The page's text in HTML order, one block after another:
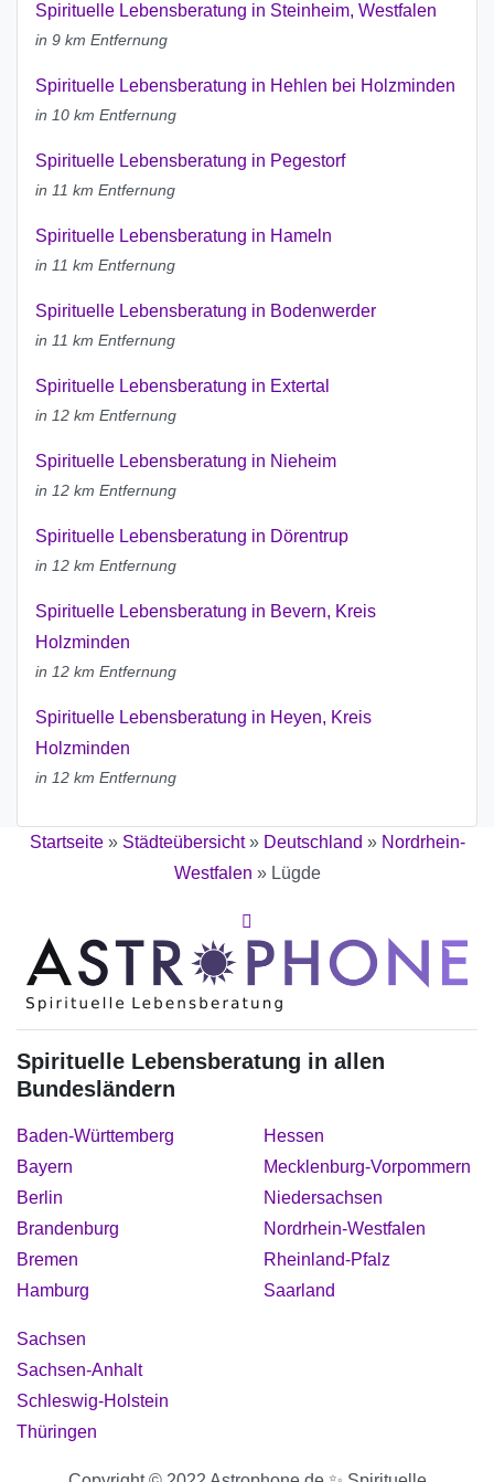
Spirituelle Lebensberatung in Steinheim, Westfalen
in 9 km Entfernung
Spirituelle Lebensberatung in Hehlen bei Holzminden
in 10 km Entfernung
Spirituelle Lebensberatung in Pegestorf
in 11 km Entfernung
Spirituelle Lebensberatung in Hameln
in 11 km Entfernung
Spirituelle Lebensberatung in Bodenwerder
in 11 km Entfernung
Spirituelle Lebensberatung in Extertal
in 12 km Entfernung
Spirituelle Lebensberatung in Nieheim
in 12 km Entfernung
Spirituelle Lebensberatung in Dörentrup
in 12 km Entfernung
Spirituelle Lebensberatung in Bevern, Kreis
Holzminden
in 12 km Entfernung
Spirituelle Lebensberatung in Heyen, Kreis
Holzminden
in 12 km Entfernung
Startseite» Städteübersicht» Deutschland » Nordrhein-
Westfalen » Lügde
Spirituelle Lebensberatung in allen
Bundesländern
Baden-Württemberg
Bayern
Berlin
Brandenburg
Bremen
Hamburg
Hessen
Mecklenburg-Vorpommern
Niedersachsen
Nordrhein-Westfalen
Rheinland-Pfalz
Saarland
Sachsen
Sachsen-Anhalt
Schleswig-Holstein
Thüringen